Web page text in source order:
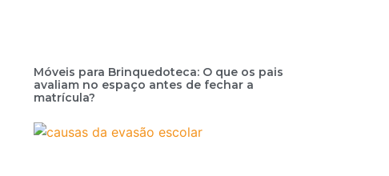
Móveis para Brinquedoteca: O que os pais
avaliam no espaço antes de fechar a
matrícula?